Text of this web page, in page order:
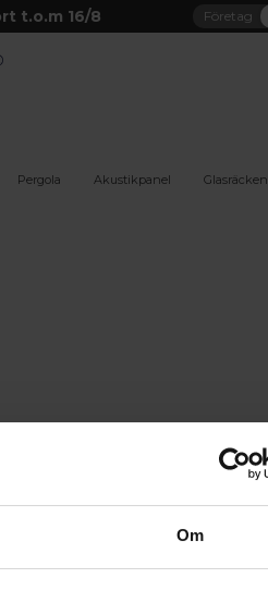
Om
t.o.m 16/8 Företag
Pergola Akustikpanel Glasräcken